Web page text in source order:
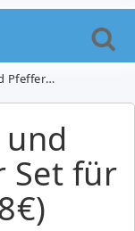
(VG: 25,98€)
und
Set für